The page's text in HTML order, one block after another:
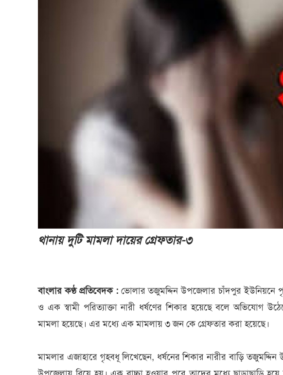
থানায় দুটি মামলা দায়ের গ্রেফতার-৩
বাংলার কণ্ঠ প্রতিবেদক :ভোলার তজুমদ্দিন উপজেলার চাঁদপুর ইউনিয়নে
ও এক স্বামী পরিত্যাক্তা নারী ধর্ষণের শিকার হয়েছে বলে অভিযোগ
মামলা হয়েছে। এর মধ্যে এক মামলায় ৩ জন কে গ্রেফতার করা হয়েছে।
মামলার এজাহারে গৃহবধূ লিখেছেন, ধর্ষনের শিকার নারীর বাড়ি